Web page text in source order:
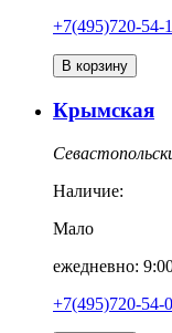
+7(495)720-54-
В корзину
Крымская
Наличие:
Мало
ежедневно:
+7(495)720-54-